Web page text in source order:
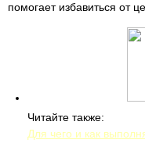
помогает избавиться от
Читайте также:
Для чего и как